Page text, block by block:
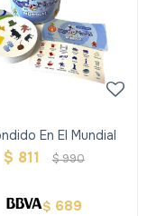
En El Mundial
$ 811 $990
$ 689